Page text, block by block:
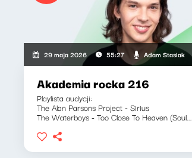
29 maja 2026 55:27 Adam Stasiak
Akademia rocka 216
Playlista audycji:
The Alan Parsons Project - Sirius
The Waterboys - Too Close To Heaven (Soul...